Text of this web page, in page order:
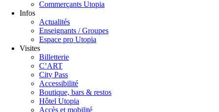
Commerçants Utopia
Infos
Actualités
Enseignants / Groupes
Espace pro Utopia
Visites
Billetterie
C’ART
City Pass
Accessibilité
Boutique, bars & restos
Hôtel Utopia
Accès et mobilité